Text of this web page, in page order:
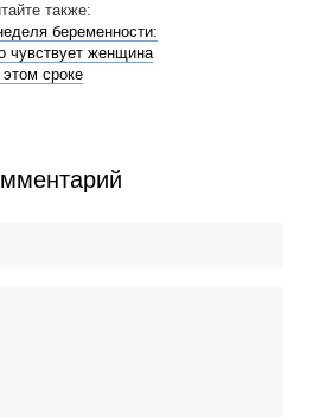
также:
беременности:
чувствует женщина
этом сроке